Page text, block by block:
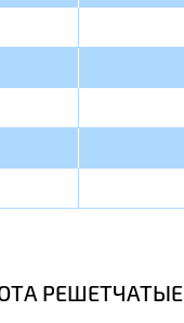
РЕШЕТЧАТЫЕ